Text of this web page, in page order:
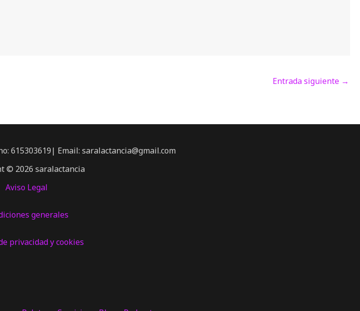
Entrada siguiente →
615303619| Email: saralactancia@gmail.com
© 2026 saralactancia
Aviso Legal
generales
privacidad y cookies